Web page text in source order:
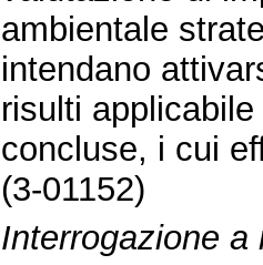
ambientale
intendano
risulti
concluse, i cui
(3-01152)
Interrogazione